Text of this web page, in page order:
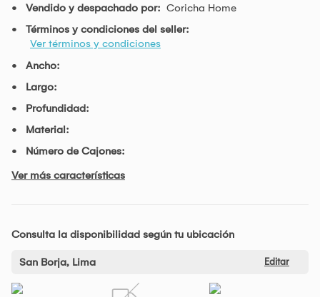
Vendido y despachado por: Coricha Home
Términos y condiciones del seller:
Ver términos y condiciones
Ancho:
Largo:
Profundidad:
Material:
Número de Cajones:
Ver más características
Consulta la disponibilidad según tu ubicación
San Borja, Lima Editar